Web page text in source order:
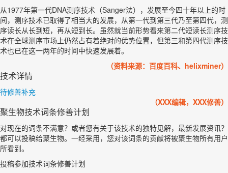
从1977年第一代DNA测序技术（Sanger法），发展至今四十年以上的时
间，测序技术已取得了相当大的发展，从第一代到第三代乃至第四代，测
序读长从长到短，再从短到长。虽然就当前形势看来第二代短读长测序技
术在全球测序市场上仍然占有着绝对的优势位置，但第三和第四代测序技
术也已在这一两年的时间中快速发展着。
（资料来源：百度百科、helixminer）
技术详情
待修善补充
（XXX编辑，XXX修善）
聚生物技术词条修善计划
对现在的词条不满意？或者您有关于该技术的独特见解，最新发展资讯？
都可以投稿给聚生物。一经采用，您对该词条的贡献将被聚生物所有用户
所看到。
投稿参加技术词条修善计划